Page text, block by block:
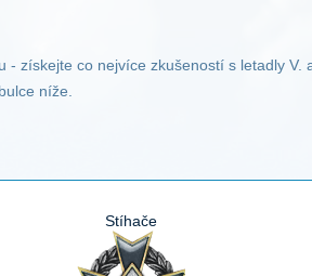
- získejte co nejvíce zkušeností s letadly V.
níže.
Stíhače